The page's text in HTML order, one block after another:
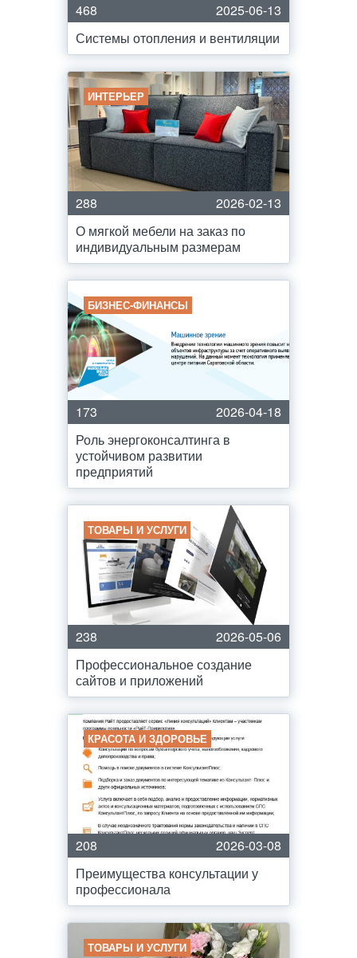
468
2025-06-13
Системы отопления и вентиляции
ИНТЕРЬЕР
288
2026-02-13
О мягкой мебели на заказ по
индивидуальным размерам
БИЗНЕС-ФИНАНСЫ
173
2026-04-18
Роль энергоконсалтинга в
устойчивом развитии
предприятий
ТОВАРЫ И УСЛУГИ
238
2026-05-06
Профессиональное создание
сайтов и приложений
КРАСОТА И ЗДОРОВЬЕ
208
2026-03-08
Преимущества консультации у
профессионала
ТОВАРЫ И УСЛУГИ